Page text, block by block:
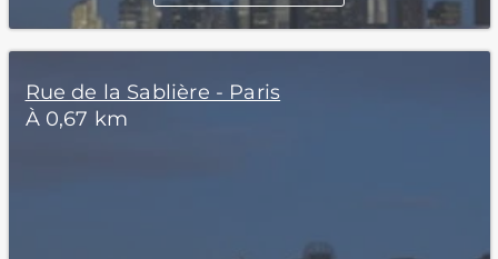
Rue de la Sablière - Paris
À 0,67 km